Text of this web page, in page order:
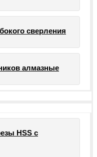
сверления
алмазные
HSS c